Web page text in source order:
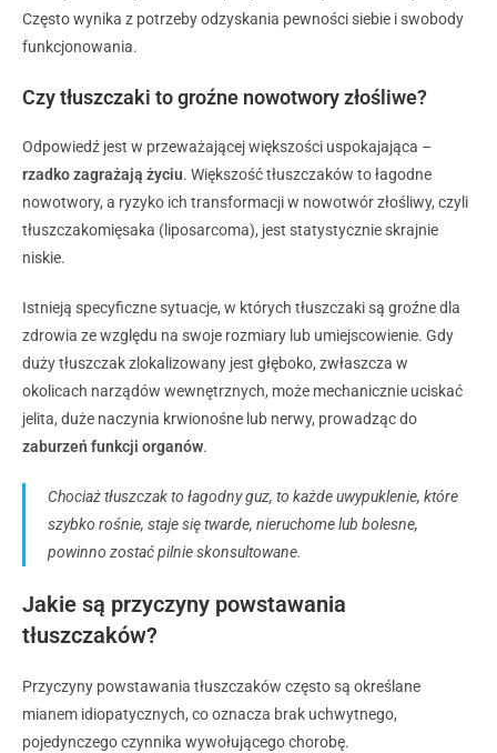
Często wynika z potrzeby odzyskania pewności siebie i swobody
funkcjonowania.
Czy tłuszczaki to groźne nowotwory złośliwe?
Odpowiedź jest w przeważającej większości uspokajająca –
rzadko zagrażają życiu. Większość tłuszczaków to łagodne
nowotwory, a ryzyko ich transformacji w nowotwór złośliwy, czyli
tłuszczakomięsaka (liposarcoma), jest statystycznie skrajnie
niskie.
Istnieją specyficzne sytuacje, w których tłuszczaki są groźne dla
zdrowia ze względu na swoje rozmiary lub umiejscowienie. Gdy
duży tłuszczak zlokalizowany jest głęboko, zwłaszcza w
okolicach narządów wewnętrznych, może mechanicznie uciskać
jelita, duże naczynia krwionośne lub nerwy, prowadząc do
zaburzeń funkcji organów.
Chociaż tłuszczak to łagodny guz, to każde uwypuklenie, które
szybko rośnie, staje się twarde, nieruchome lub bolesne,
powinno zostać pilnie skonsultowane.
Jakie są przyczyny powstawania
tłuszczaków?
Przyczyny powstawania tłuszczaków często są określane
mianem idiopatycznych, co oznacza brak uchwytnego,
pojedynczego czynnika wywołującego chorobę.